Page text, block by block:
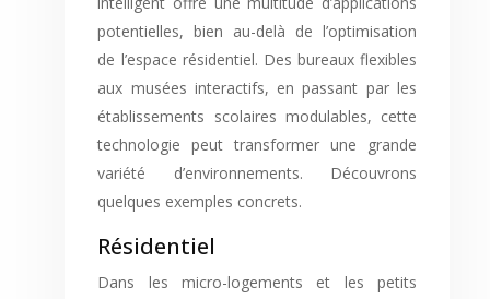
potentielles, bien au-delà de l’optimisation
de l’espace résidentiel. Des bureaux flexibles
aux musées interactifs, en passant par les
établissements scolaires modulables, cette
technologie peut transformer une grande
variété d’environnements. Découvrons
quelques exemples concrets.
Résidentiel
Dans les micro-logements et les petits